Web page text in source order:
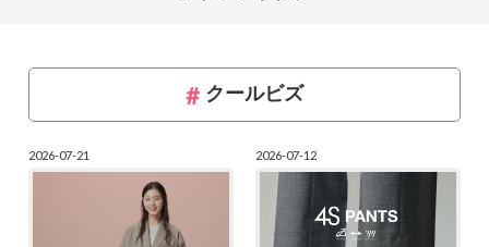
クールビズ
2026-07-21 2026-07-12